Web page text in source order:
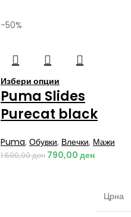
-50%
Избери опции
Puma Slides
Purecat black
Puma, Обувки, Влечки, Мажи
1.590,00ден 790,00 ден
Црна